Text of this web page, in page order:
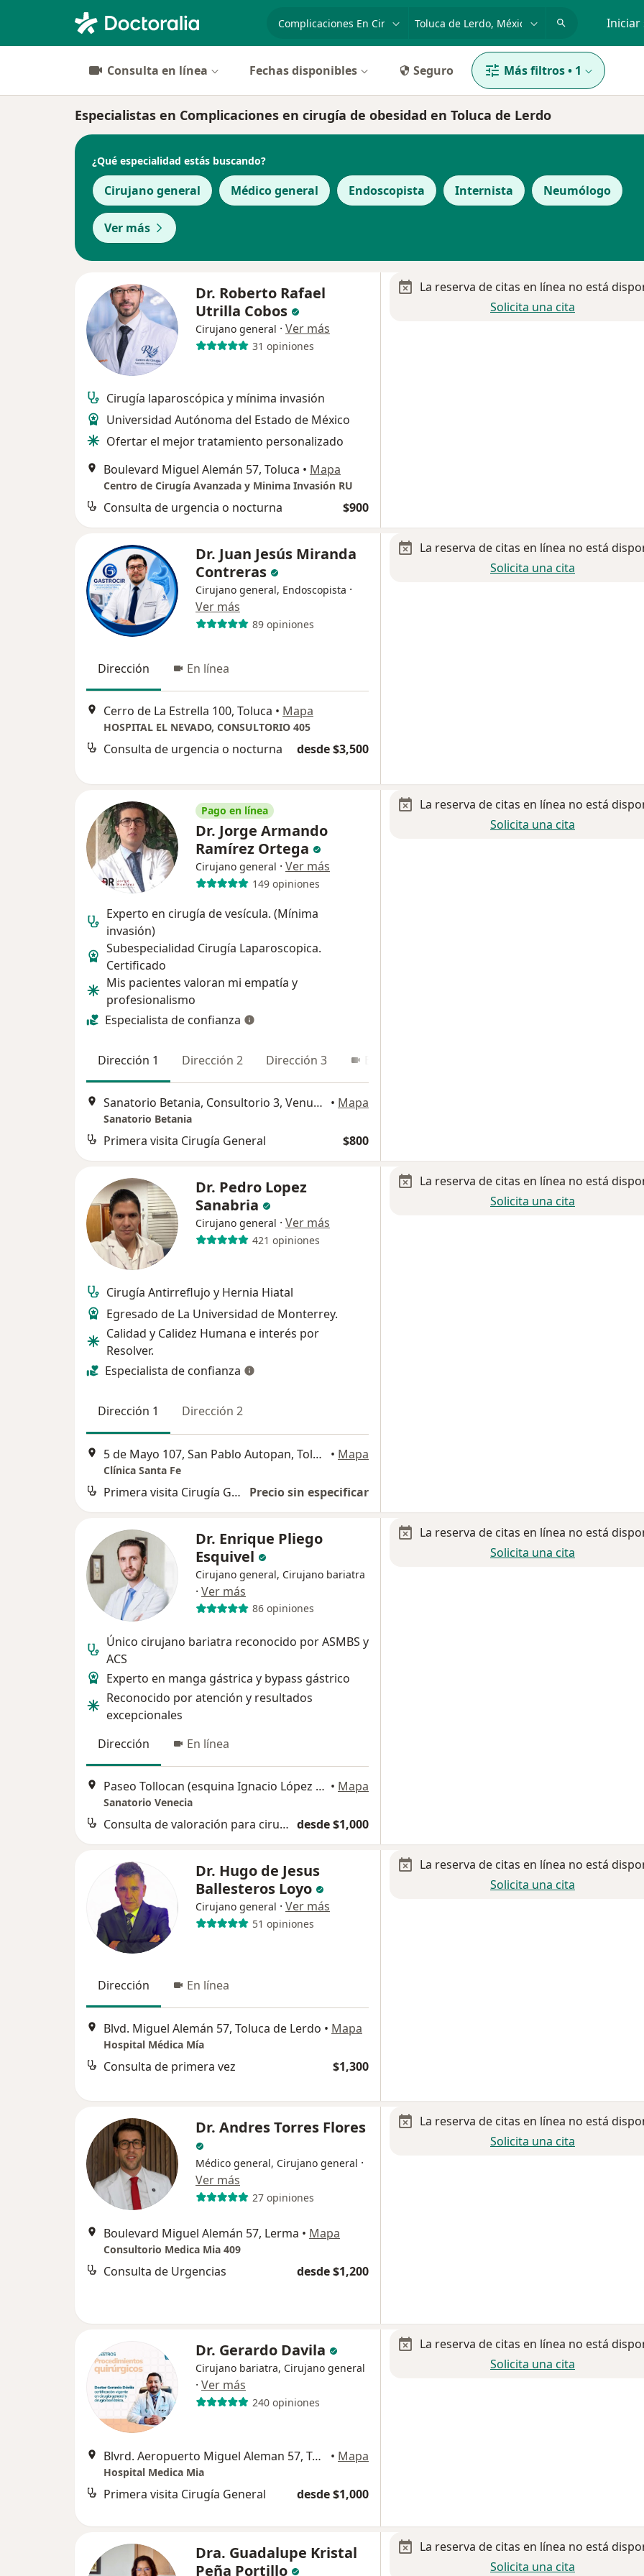
p. ej. Guadalajara Iniciar
Consulta en línea Fechas disponibles Seguro Más filtros• 1
Especialistas en Complicaciones en cirugía de obesidad en Toluca de Lerdo
¿Qué especialidad estás buscando?
Cirujano general Médico general Endoscopista Internista Neumólogo
Ver más
Dr. Roberto Rafael
Utrilla Cobos
Cirujano general · Ver más
31 opiniones
Cirugía laparoscópica y mínima invasión
Universidad Autónoma del Estado de México
Ofertar el mejor tratamiento personalizado
Boulevard Miguel Alemán 57, Toluca • Mapa
Centro de Cirugía Avanzada y Minima Invasión RU
Consulta de urgencia o nocturna $900
La reserva de citas en línea no está
Solicita una cita
Dr. Juan Jesús Miranda
Contreras
Cirujano general, Endoscopista ·
Ver más
89 opiniones
Dirección En línea
Cerro de La Estrella 100, Toluca • Mapa
HOSPITAL EL NEVADO, CONSULTORIO 405
Consulta de urgencia o nocturna desde $3,500
La reserva de citas en línea no está
Solicita una cita
Pago en línea
Dr. Jorge Armando
Ramírez Ortega
Cirujano general · Ver más
149 opiniones
Experto en cirugía de vesícula. (Mínima
invasión)
Subespecialidad Cirugía Laparoscopica.
Certificado
Mis pacientes valoran mi empatía y
profesionalismo
Especialista de confianza
Dirección 1 Dirección 2 Dirección 3
Sanatorio Betania, Consultorio 3, Venustiano Carranza 605, Toluca de Lerdo, Toluca • Mapa
Sanatorio Betania
Primera visita Cirugía General $800
La reserva de citas en línea no está
Solicita una cita
Dr. Pedro Lopez
Sanabria
Cirujano general · Ver más
421 opiniones
Cirugía Antirreflujo y Hernia Hiatal
Egresado de La Universidad de Monterrey.
Calidad y Calidez Humana e interés por
Resolver.
Especialista de confianza
Dirección 1 Dirección 2
5 de Mayo 107, San Pablo Autopan, Toluca • Mapa
Clínica Santa Fe
Primera visita Cirugía General Precio sin especificar
La reserva de citas en línea no está
Solicita una cita
Dr. Enrique Pliego
Esquivel
Cirujano general, Cirujano bariatra
· Ver más
86 opiniones
Único cirujano bariatra reconocido por ASMBS y
ACS
Experto en manga gástrica y bypass gástrico
Reconocido por atención y resultados
excepcionales
Dirección
En línea
Paseo Tollocan (esquina Ignacio López Rayón), Toluca • Mapa
Sanatorio Venecia
Consulta de valoración para cirugía bariátrica desde $1,000
La reserva de citas en línea no está
Solicita una cita
Dr. Hugo de Jesus
Ballesteros Loyo
Cirujano general · Ver más
51 opiniones
Dirección En línea
Blvd. Miguel Alemán 57, Toluca de Lerdo • Mapa
Hospital Médica Mía
Consulta de primera vez $1,300
La reserva de citas en línea no está
Solicita una cita
Dr. Andres Torres Flores
Médico general, Cirujano general ·
Ver más
27 opiniones
Boulevard Miguel Alemán 57, Lerma • Mapa
Consultorio Medica Mia 409
Consulta de Urgencias desde $1,200
La reserva de citas en línea no está
Solicita una cita
Dr. Gerardo Davila
Cirujano bariatra, Cirujano general
· Ver más
240 opiniones
Blvrd. Aeropuerto Miguel Aleman 57, Toluca • Mapa
Hospital Medica Mia
Primera visita Cirugía General desde $1,000
La reserva de citas en línea no está
Solicita una cita
Dra. Guadalupe Kristal
Peña Portillo
La reserva de citas en línea no está
Solicita una cita